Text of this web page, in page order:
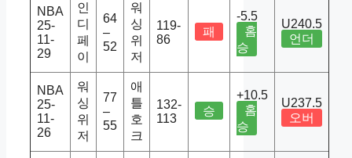
NBA
25-
11-
29
인
디
페
이
64
–
52
워
싱
위
저
119-
86
패
-5.5
홈
승
U240.5
언더
NBA
25-
11-
26
워
싱
위
저
77
–
55
애
틀
호
크
132-
113
승
+10.5
홈
승
U237.5
오버